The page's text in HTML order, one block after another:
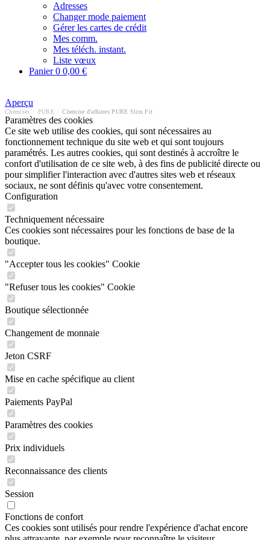
Adresses
Changer mode paiement
Gérer les cartes de crédit
Mes comm.
Mes téléch. instant.
Liste vœux
Panier0 0,00 €
Aperçu
Chemises PURE Chemise d'affaires PURE Slim Fit
Paramètres des cookies
Ce site web utilise des cookies, qui sont nécessaires au
fonctionnement technique du site web et qui sont toujours
paramétrés. Les autres cookies, qui sont destinés à accroître le
confort d'utilisation de ce site web, à des fins de publicité directe ou
pour simplifier l'interaction avec d'autres sites web et réseaux
sociaux, ne sont définis qu'avec votre consentement.
Configuration
Techniquement nécessaire
Ces cookies sont nécessaires pour les fonctions de base de la
boutique.
"Accepter tous les cookies" Cookie
"Refuser tous les cookies" Cookie
Boutique sélectionnée
Changement de monnaie
Jeton CSRF
Mise en cache spécifique au client
Paiements PayPal
Paramètres des cookies
Prix individuels
Reconnaissance des clients
Session
Fonctions de confort
Ces cookies sont utilisés pour rendre l'expérience d'achat encore